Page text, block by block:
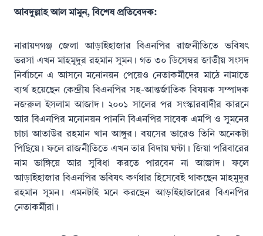
আবদুল্লাহ আল মামুন, বিশেষ প্রতিবেদক:
নারায়ণগঞ্জ জেলা আড়াইহাজার বিএনপির রাজনীতিতে ভবিষৎ
ভরসা এখন মাহমুদুর রহমান সুমন। গত ৩০ ডিসেম্বর জাতীয় সংসদ
নির্বাচনে এ আসনে মনোনয়ন পেয়েও নেতাকর্মীদের মাঠে নামাতে
ব্যর্থ হয়েছেন কেন্দ্রীয় বিএনপির সহ-আন্তর্জাতিক বিষয়ক সম্পাদক
নজরুল ইসলাম আজাদ। ২০০১ সালের পর সংস্কারবাদীর কারনে
আর বিএনপির মনোনয়ন পাননি বিএনপির সাবেক এমপি ও সুমনের
চাচা আতাউর রহমান খান আঙ্গুর। বয়সের ভারেও তিনি অনেকটা
পিছিয়ে। ফলে রাজনীতিতে এখন তার বিদায় ঘন্টা। জিয়া পরিবারের
নাম ভাঙ্গিয়ে আর সুবিধা করতে পারবেন না আজাদ। ফলে
আড়াইহাজার বিএনপির ভবিষৎ কর্ণধার হিসেবেই থাকছেন মাহমুদুর
রহমান সুমন। এমনটাই মনে করছেন আড়াইহাজারের বিএনপির
নেতাকর্মীরা।